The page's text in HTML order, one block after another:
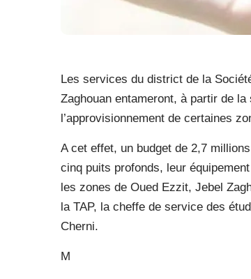
Les services du district de la
Zaghouan entameront, à partir de
l’approvisionnement de certaines
A cet effet, un budget de 2,7
cinq puits profonds, leur
les zones de Oued Ezzit, Jebel
la TAP, la cheffe de service des
Cherni.
M